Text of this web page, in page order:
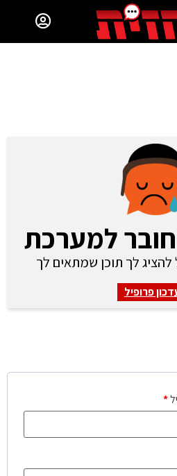
למערכת
לך תוכן שמתאים לך
פרופיל
*